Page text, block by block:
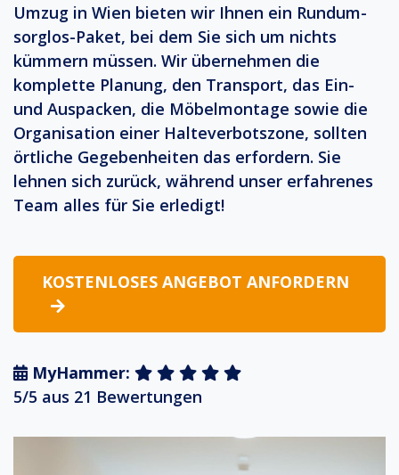
Umzug in Wien bieten wir Ihnen ein Rundum-
sorglos-Paket, bei dem Sie sich um nichts
kümmern müssen. Wir übernehmen die
komplette Planung, den Transport, das Ein-
und Auspacken, die Möbelmontage sowie die
Organisation einer Halteverbotszone, sollten
örtliche Gegebenheiten das erfordern. Sie
lehnen sich zurück, während unser erfahrenes
Team alles für Sie erledigt!
KOSTENLOSES ANGEBOT ANFORDERN
MyHammer:
5/5 aus 21 Bewertungen